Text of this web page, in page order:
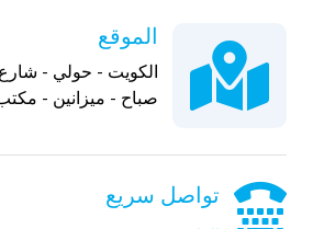
الموقع
الكويت - حولي -
صباح - ميزانين - مكتب
تواصل سريع